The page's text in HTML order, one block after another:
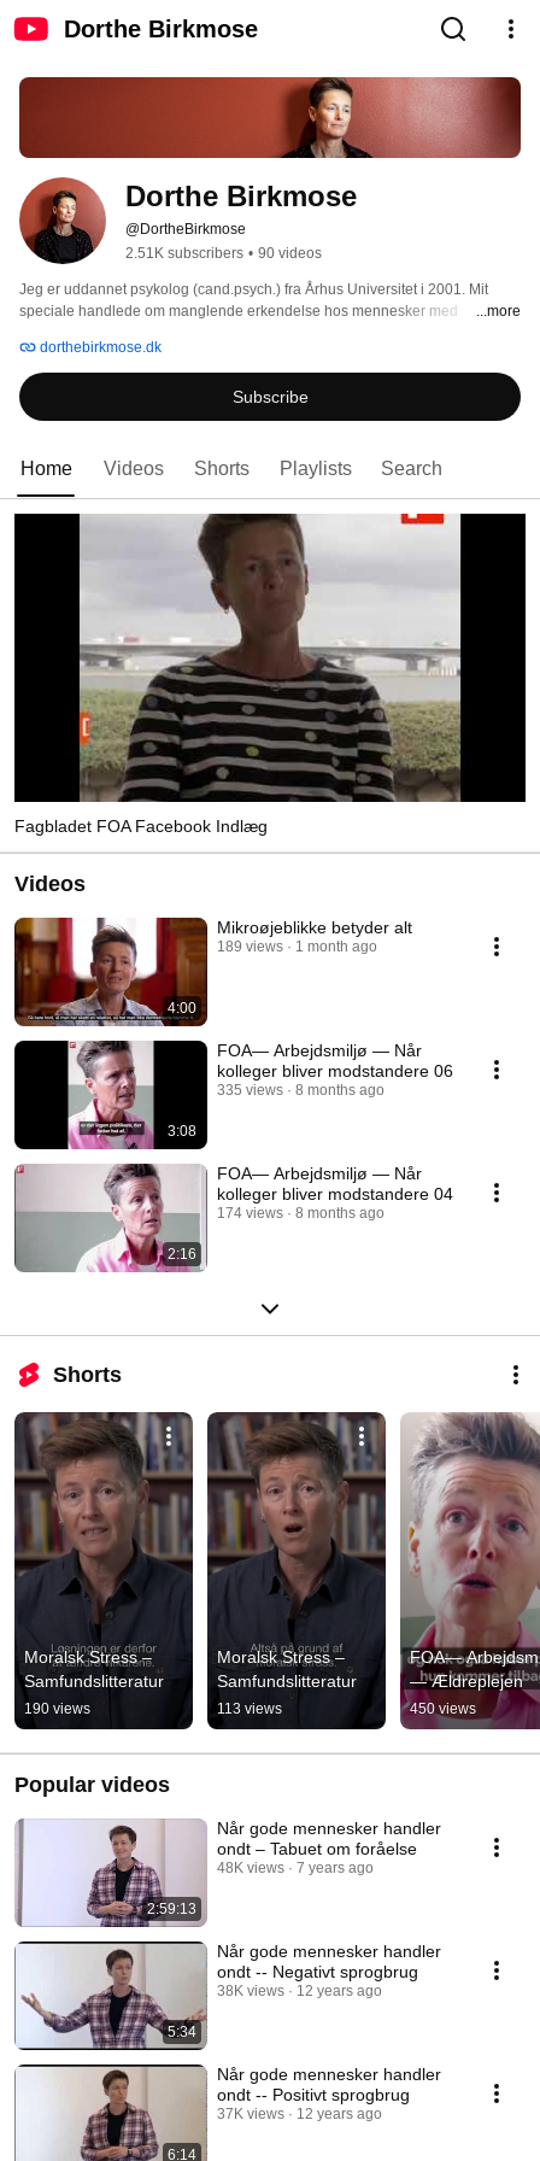
Dorthe Birkmose
Dorthe Birkmose
@DortheBirkmose
2.51K subscribers • 90 videos
Jeg er uddannet psykolog (cand.psych.) fra Århus Universitet i 2001. Mit
speciale handlede om mang­lende erkendelse hos mennesker med
Århus Universitet.
...more
dorthebirkmose.dk
Subscribe
Home Videos Shorts Playlists Search
Fagbladet FOA Facebook Indlæg
Videos
4:00
Mikroøjeblikke betyder alt
189 views 1 month ago
3:08
FOA— Arbejdsmiljø — Når
kolleger bliver modstandere 06
335 views 8 months ago
2:16
FOA— Arbejdsmiljø — Når
kolleger bliver modstandere 04
174 views 8 months ago
Shorts
Moralsk Stress –
Samfundslitteratur
190 views
Moralsk Stress –
Samfundslitteratur
113 views
FOA—
— Ældreplejen
450 views
Popular videos
2:59:13
Når gode mennesker handler
ondt – Tabuet om foråelse
48K views 7 years ago
5:34
Når gode mennesker handler
ondt -- Negativt sprogbrug
38K views 12 years ago
6:14
Når gode mennesker handler
ondt -- Positivt sprogbrug
37K views 12 years ago